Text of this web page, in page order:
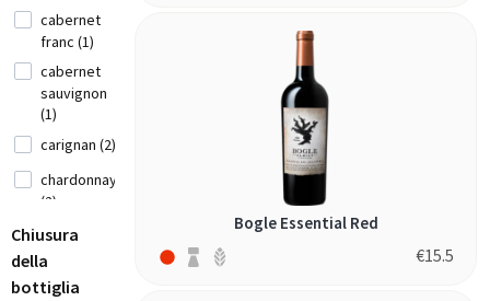
Georgia (1)
Germania (9)
Giappone (3)
Grecia
(14)
Iran (2)
(42)
Rosso
Fine
Elegante
(2)
Vino
Rosso
Corposo
(7)
cabernet
franc (1)
cabernet
sauvignon
(1)
carignan (2)
chardonnay
(2)
cinsault (1)
merlot (4)
Chiusura
della
bottiglia
Bogle Essential Red
€15.5